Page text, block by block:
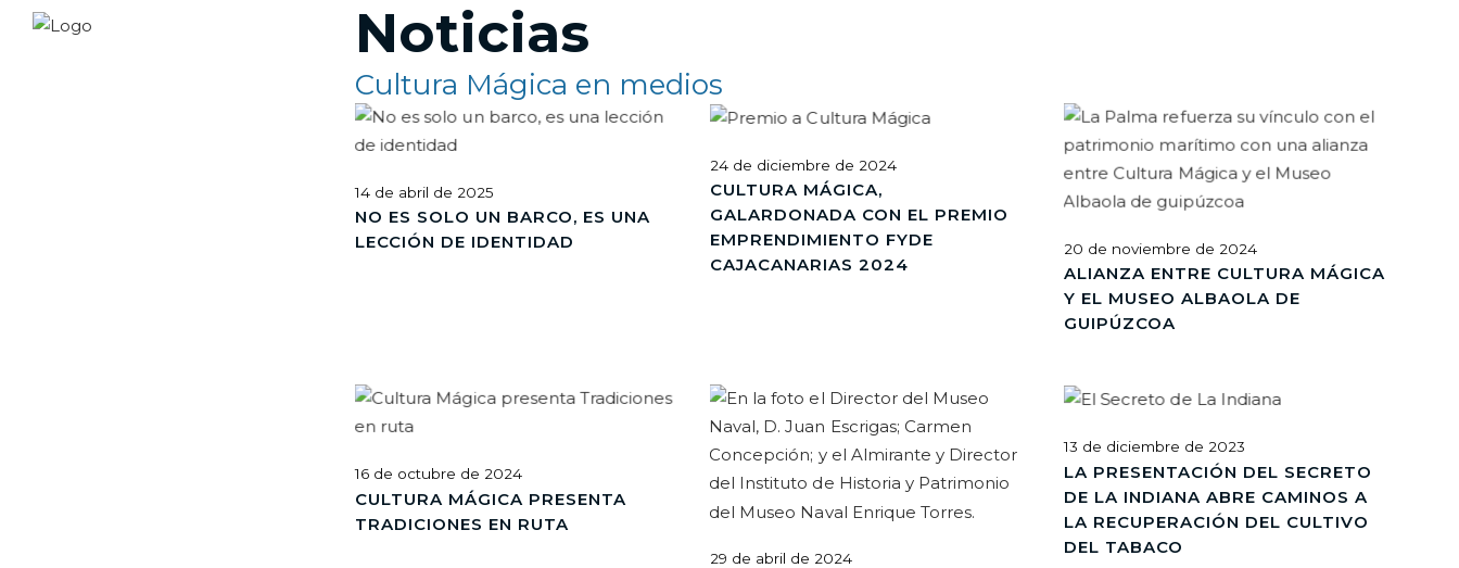
Noticias
Cultura Mágica en medios
14 de abril de 2025
NO ES SOLO UN BARCO, ES UNA
LECCIÓN DE IDENTIDAD
24 de diciembre de 2024
CULTURA MÁGICA,
GALARDONADA CON EL PREMIO
EMPRENDIMIENTO FYDE
CAJACANARIAS 2024
20 de noviembre de 2024
ALIANZA ENTRE CULTURA MÁGICA
Y EL MUSEO ALBAOLA DE
GUIPÚZCOA
16 de octubre de 2024
CULTURA MÁGICA PRESENTA
TRADICIONES EN RUTA
29 de abril de 2024
13 de diciembre de 2023
LA PRESENTACIÓN DEL SECRETO
DE LA INDIANA ABRE CAMINOS A
LA RECUPERACIÓN DEL CULTIVO
DEL TABACO